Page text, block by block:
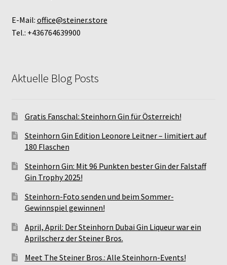
E-Mail: office@steiner.store
Tel.: +436764639900
Aktuelle Blog Posts
Gratis Fanschal: Steinhorn Gin für Österreich!
Steinhorn Gin Edition Leonore Leitner – limitiert auf
180 Flaschen
Steinhorn Gin: Mit 96 Punkten bester Gin der Falstaff
Gin Trophy 2025!
Steinhorn-Foto senden und beim Sommer-
Gewinnspiel gewinnen!
April, April: Der Steinhorn Dubai Gin Liqueur war ein
Aprilscherz der Steiner Bros.
Meet The Steiner Bros.: Alle Steinhorn-Events!